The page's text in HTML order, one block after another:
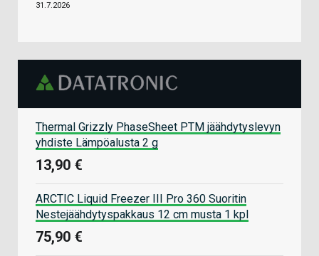
31.7.2026
Thermal Grizzly PhaseSheet PTM jäähdytyslevyn
yhdiste Lämpöalusta 2 g
13,90 €
ARCTIC Liquid Freezer III Pro 360 Suoritin
Nestejäähdytyspakkaus 12 cm musta 1 kpl
75,90 €